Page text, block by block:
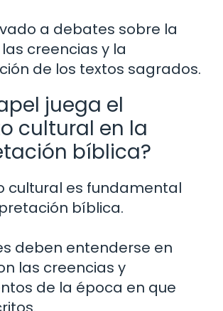
a debates sobre la
creencias y la
de los textos sagrados.
juega el
cultural en la
bíblica?
cultural es fundamental
bíblica.
deben entenderse en
las creencias y
de la época en que